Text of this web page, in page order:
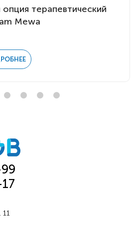
терапевтический
Mewa
11